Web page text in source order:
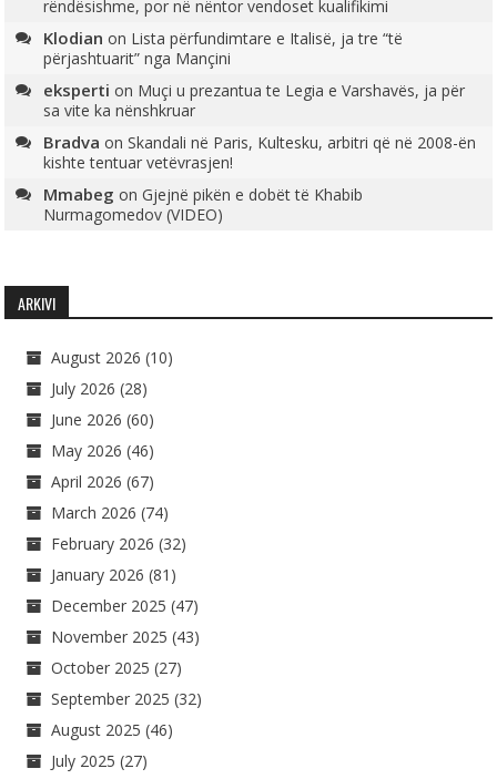
rëndësishme, por në nëntor vendoset kualifikimi
Klodian on Lista përfundimtare e Italisë, ja tre “të
përjashtuarit” nga Mançini
eksperti on Muçi u prezantua te Legia e Varshavës, ja për
sa vite ka nënshkruar
Bradva onSkandali në Paris, Kultesku, arbitri që në 2008-ën
kishte tentuar vetëvrasjen!
Mmabeg onGjejnë pikën e dobët të Khabib
Nurmagomedov (VIDEO)
ARKIVI
August 2026 (10)
July 2026 (28)
June 2026 (60)
May 2026 (46)
April 2026 (67)
March 2026 (74)
February 2026 (32)
January 2026 (81)
December 2025 (47)
November 2025 (43)
October 2025 (27)
September 2025 (32)
August 2025 (46)
July 2025 (27)